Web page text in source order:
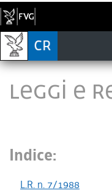
LEGGI E
Indice:
L.R. n. 7/1988